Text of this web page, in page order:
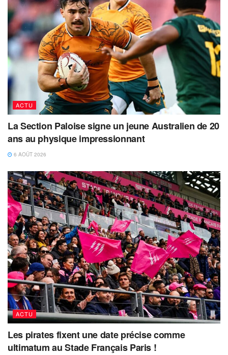
ACTU
La Section Paloise signe un jeune Australien de 20
ans au physique impressionnant
6 AOÛT 2026
ACTU
Les pirates fixent une date précise comme
ultimatum au Stade Français Paris !